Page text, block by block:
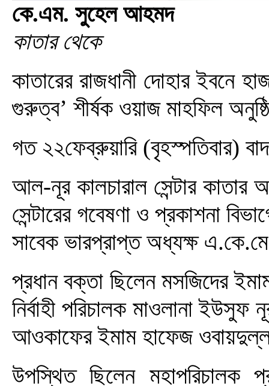
কে.এম. সুহেল আহমদ
কাতার থেকে
কাতারের রাজধানী দোহার ইবনে
গুরুত্ব’ শীর্ষক ওয়াজ মাহফিল
গত ২২ফেব্রুয়ারি (বৃহস্পতিবার)
আল-নূর কালচারাল সেন্টার
সেন্টারের গবেষণা ও প্রকাশনা
সাবেক ভারপ্রাপ্ত অধ্যক্ষ
প্রধান বক্তা ছিলেন মসজিদের
নির্বাহী পরিচালক মাওলানা
আওকাফের ইমাম হাফেজ
উপস্থিত ছিলেন মহাপরিচালক